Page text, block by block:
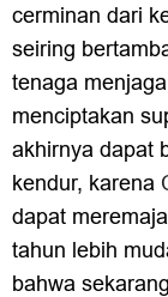
cerminan dari
seiring
tenaga
menciptakan
akhirnya dapat
kendur, karena
dapat
tahun lebih
bahwa